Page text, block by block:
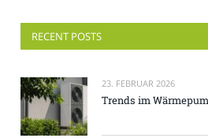
RECENT POSTS
23. FEBRUAR 2026
Trends im